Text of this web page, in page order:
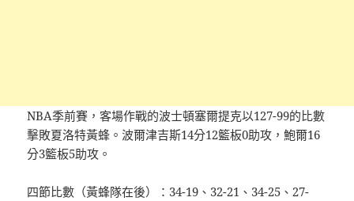
NBA季前賽，客場作戰的波士頓塞爾提克以127-99的比數
擊敗夏洛特黃蜂。波爾津吉斯14分12籃板0助攻，鮑爾16
分3籃板5助攻。
四節比數（黃蜂隊在後）：34-19、32-21、34-25、27-